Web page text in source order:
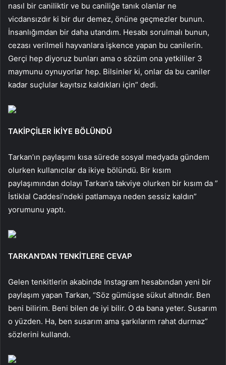
nasıl bir caniliktir ve bu caniliğe tanık olanlar ne
vicdansızdır ki bir dur demez, önüne geçmezler bunun.
İnsanlığımdan bir daha utandım. Hesabı sorulmalı bunun,
cezası verilmeli hayvanlara işkence yapan bu canilerin.
Gerçi hep diyoruz bunları ama o sözüm ona yetkililer 3
maymunu oynuyorlar hep. Bilsinler ki, onlar da bu caniler
kadar suçlular kayıtsız kaldıkları için” dedi.
TAKİPÇİLER İKİYE BÖLÜNDÜ
Tarkan’ın paylaşımı kısa sürede sosyal medyada gündem
olurken kullanıcılar da ikiye bölündü. Bir kısım
paylaşımından dolayı Tarkan’a takviye olurken bir kısım da ”
İstiklal Caddesi’ndeki patlamaya neden sessiz kaldın”
yorumunu yaptı.
TARKAN’DAN TENKİTLERE CEVAP
Gelen tenkitlerin akabinde Instagram hesabından yeni bir
paylaşım yapan Tarkan, “Söz gümüşse sükut altındır. Ben
beni bilirim. Beni bilen de iyi bilir. O da bana yeter. Susarım
o yüzden. Ha, ben susarım ama şarkılarım rahat durmaz”
sözlerini kullandı.